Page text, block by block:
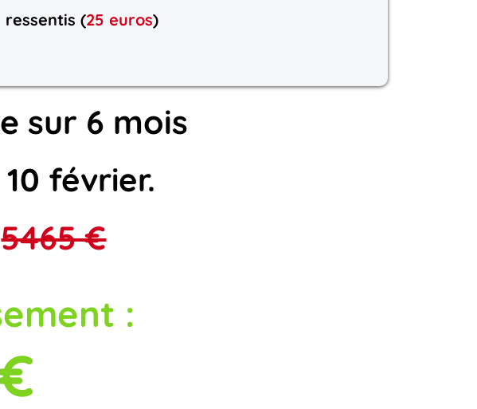
ressentis (25 euros)
sur 6 mois
février.
5465 €
: